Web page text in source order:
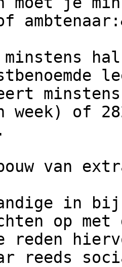
week) of
van
in
op
reden
reeds